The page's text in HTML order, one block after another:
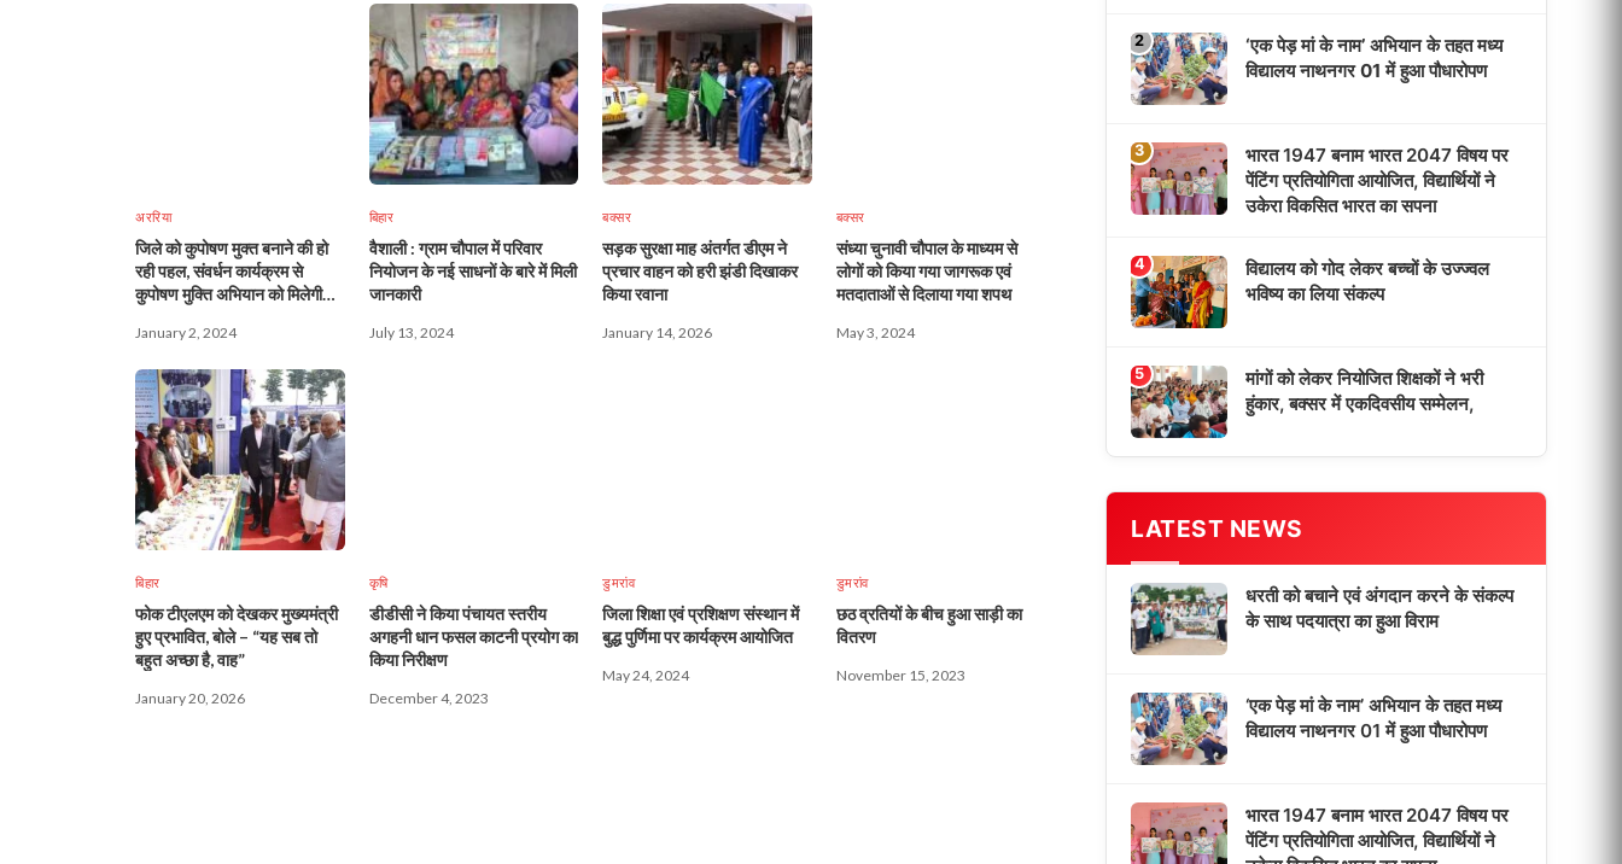
अररिया
जिले को कुपोषण मुक्त बनाने की हो
रही पहल, संवर्धन कार्यक्रम से
कुपोषण मुक्ति अभियान को मिलेगी
January 2, 2024
बिहार
वैशाली : ग्राम चौपाल में परिवार
नियोजन के नई साधनों के बारे में मिली
जानकारी
July 13, 2024
बक्सर
सड़क सुरक्षा माह अंतर्गत डीएम ने
प्रचार वाहन को हरी झंडी दिखाकर
किया रवाना
January 14, 2026
बक्सर
संध्या चुनावी चौपाल के माध्यम से
लोगों को किया गया जागरूक एवं
मतदाताओं से दिलाया गया शपथ
May 3, 2024
बिहार
फोक टीएलएम को देखकर मुख्यमंत्री
हुए प्रभावित, बोले – “यह सब तो
बहुत अच्छा है, वाह”
January 20, 2026
कृषि
डीडीसी ने किया पंचायत स्तरीय
अगहनी धान फसल काटनी प्रयोग का
किया निरीक्षण
December 4, 2023
डुमरांव
जिला शिक्षा एवं प्रशिक्षण संस्थान में
बुद्ध पुर्णिमा पर कार्यक्रम आयोजित
May 24, 2024
डुमरांव
छठ व्रतियों के बीच हुआ साड़ी का
वितरण
November 15, 2023
LATEST NEWS
‘एक पेड़ मां के नाम’ अभियान के तहत मध्य
उकेरा विकसित भारत का सपना
भविष्य का लिया संकल्प
मांगों को लेकर नियोजित शिक्षकों ने भरी
हुंकार, बक्सर में एकदिवसीय सम्मेलन,